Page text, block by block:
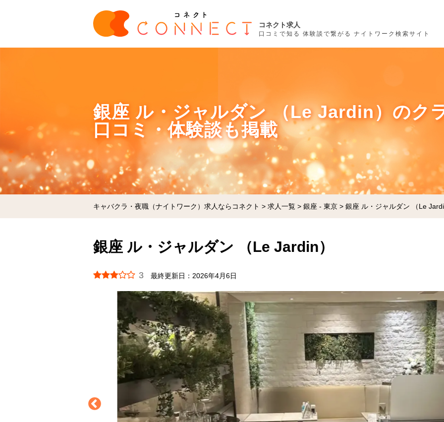
コネクト求人
口コミで知る 体験談で繋がる ナイトワーク検索サイト
銀座 ル・ジャルダン （Le Jardin）のク
口コミ・体験談も掲載
キャバクラ・夜職（ナイトワーク）求人ならコネクト > 求人一覧 > 銀座 - 東京 > 銀座 ル・ジャルダン （Le
銀座 ル・ジャルダン （Le Jardin）
3 最終更新日： 2026年4月6日